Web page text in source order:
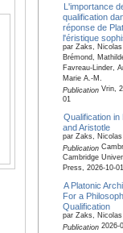
L'importance
qualification
réponse de
l'éristique
par Zaks,
Brémond,
Favreau-Linder,
Marie A.-M.
PublicationVrin,
01
Qualification in
and Aristotle
par Zaks, Nicolas
Publication
Cambridge
Press, 2026-10-01
A Platonic
For a
Qualification
par Zaks, Nicolas
Publication2026-